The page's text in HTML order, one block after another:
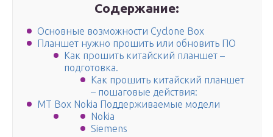
Содержание:
Основные возможности Cyclone Box
Планшет нужно прошить или обновить ПО
Как прошить китайский планшет –
подготовка.
Как прошить китайский планшет
– пошаговые действия:
MT Box Nokia Поддерживаемые модели
Nokia
Siemens